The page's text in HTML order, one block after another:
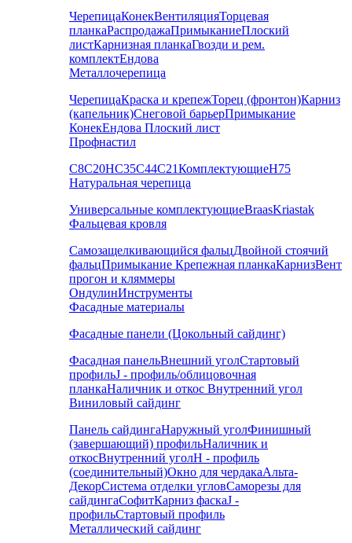
ЧерепицаКонекВентиляцияТорцевая
планкаРаспродажаПримыканиеПлоский
листКарнизная планкаГвозди и рем.
комплектЕндова
Металлочерепица
ЧерепицаКраска и крепежТорец (фронтон)Карниз
(капельник)Снеговой барьерПримыкание
КонекЕндова Плоский лист
Профнастил
С8С20НС35С44С21КомплектующиеН75
Натуральная черепица
Универсальные комплектующиеBraasKriastak
Фальцевая кровля
Самозащелкивающийся фальцДвойной стоячий
фальцПримыкание Крепежная планкаКарнизВент
прогон и кляммеры
ОндулинИнструменты
Фасадные материалы
Фасадные панели (Цокольный сайдинг)
Фасадная панельВнешний уголСтартовый
профильJ - профиль/облицовочная
планкаНаличник и откос Внутренний угол
Виниловый сайдинг
Панель сайдингаНаружный уголФинишный
(завершающий) профильНаличник и
откосВнутренний уголH - профиль
(соединительный)Окно для чердакаАльта-
ДекорСистема отделки угловСаморезы для
сайдингаСофитКарниз фаскаJ -
профильСтартовый профиль
Металлический сайдинг